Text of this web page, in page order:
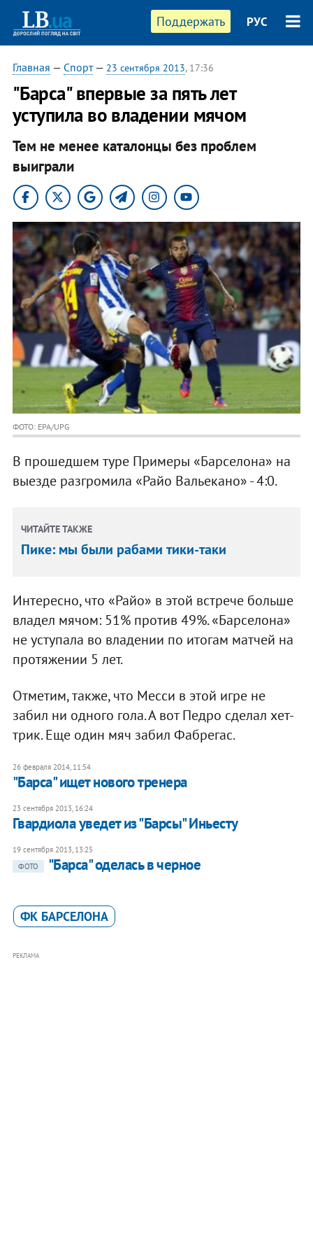
Поддержать РУС
Главная — Спорт— 23 сентября 2013, 17:36
"Барса" впервые за пять лет
уступила во владении мячом
Тем не менее каталонцы без проблем
выиграли
ФОТО: EPA/UPG
В прошедшем туре Примеры «Барселона» на
выезде разгромила «Райо Вальекано» - 4:0.
ЧИТАЙТЕ ТАКЖЕ
Пике: мы были рабами тики-таки
Интересно, что «Райо» в этой встрече больше
владел мячом: 51% против 49%. «Барселона»
не уступала во владении по итогам матчей на
протяжении 5 лет.
Отметим, также, что Месси в этой игре не
забил ни одного гола. А вот Педро сделал хет-
трик. Еще один мяч забил Фабрегас.
26 февраля 2014, 11:54
"Барса" ищет нового тренера
23 сентября 2013, 16:24
Гвардиола уведет из "Барсы" Иньесту
19 сентября 2013, 13:25
ФОТО
"Барса" оделась в черное
ФК БАРСЕЛОНА
РЕКЛАМА